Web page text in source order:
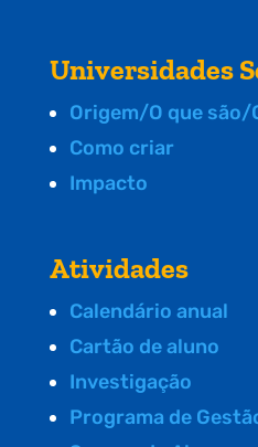
Universidades
Origem/O que são/
Como criar
Impacto
Atividades
Calendário anual
Cartão de aluno
Investigação
Programa de